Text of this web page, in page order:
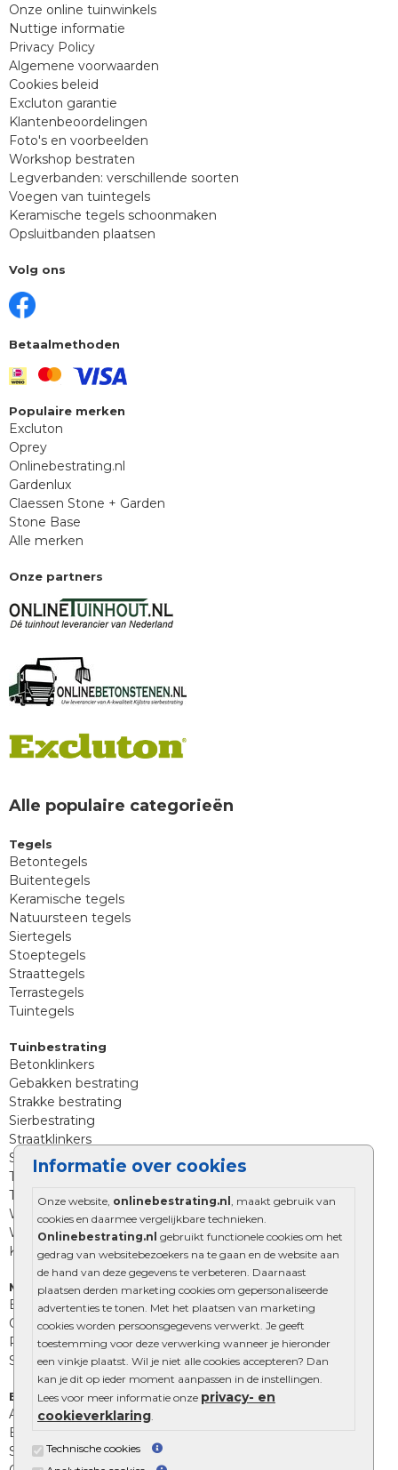
Informatie over cookies
Onze website, onlinebestrating.nl , maakt gebruik van
cookies en daarmee vergelijkbare technieken.
Onlinebestrating.nl gebruikt functionele cookies om het
gedrag van websitebezoekers na te gaan en de website aan
de hand van deze gegevens te verbeteren. Daarnaast
plaatsen derden marketing cookies om gepersonaliseerde
advertenties te tonen. Met het plaatsen van marketing
cookies worden persoonsgegevens verwerkt. Je geeft
toestemming voor deze verwerking wanneer je hieronder
een vinkje plaatst. Wil je niet alle cookies accepteren? Dan
kan je dit op ieder moment aanpassen in de instellingen.
Lees voor meer informatie onze privacy- en
cookieverklaring
Technische cookies
Onze online tuinwinkels
Nuttige informatie
Privacy Policy
Algemene voorwaarden
Cookies beleid
Excluton garantie
Klantenbeoordelingen
Foto's en voorbeelden
Workshop bestraten
Legverbanden: verschillende soorten
Voegen van tuintegels
Keramische tegels schoonmaken
Opsluitbanden plaatsen
Volg ons
Betaalmethoden
Populaire merken
Excluton
Oprey
Onlinebestrating.nl
Gardenlux
Claessen Stone + Garden
Stone Base
Alle merken
Onze partners
Alle populaire categorieën
Tegels
Betontegels
Buitentegels
Keramische tegels
Natuursteen tegels
Siertegels
Stoeptegels
Straattegels
Terrastegels
Tuintegels
Tuinbestrating
Betonklinkers
Gebakken bestrating
Strakke bestrating
Sierbestrating
Straatklinkers
Straatstenen
Trommelstenen
Tuinstenen
Waalformaat
Wildverband bestrating
Kingstones
Muurelementen
Betonbielzen
Opsluitbanden
Palissades
Stapelblokken
Extra benodigdheden
Afwatering en diversen
Beplantings en betonelementen
Split, grind en zand